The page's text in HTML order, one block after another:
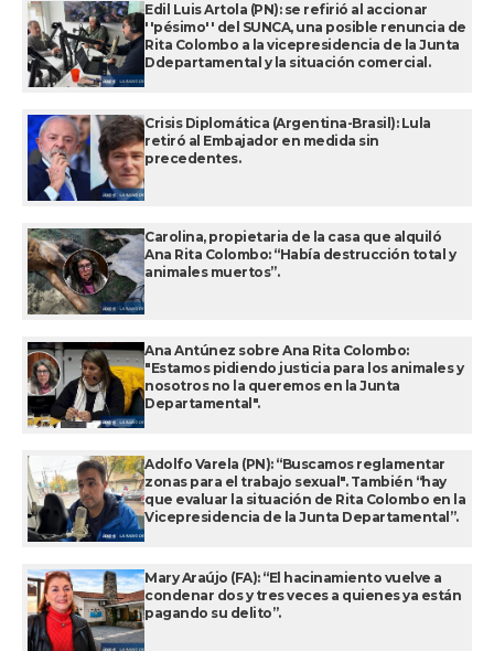
Edil Luis Artola (PN): se refirió al accionar
''pésimo'' del SUNCA, una posible renuncia de
Rita Colombo a la vicepresidencia de la Junta
Ddepartamental y la situación comercial.
Crisis Diplomática (Argentina-Brasil): Lula
retiró al Embajador en medida sin
precedentes.
Carolina, propietaria de la casa que alquiló
Ana Rita Colombo: “Había destrucción total y
animales muertos”.
Ana Antúnez sobre Ana Rita Colombo:
"Estamos pidiendo justicia para los animales y
nosotros no la queremos en la Junta
Departamental".
Adolfo Varela (PN): “Buscamos reglamentar
zonas para el trabajo sexual". También “hay
que evaluar la situación de Rita Colombo en la
Vicepresidencia de la Junta Departamental”.
Mary Araújo (FA): “El hacinamiento vuelve a
condenar dos y tres veces a quienes ya están
pagando su delito”.